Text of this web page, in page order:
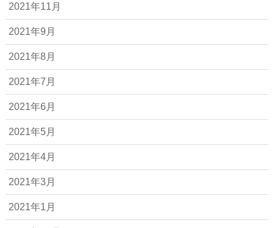
2021年11月
2021年9月
2021年8月
2021年7月
2021年6月
2021年5月
2021年4月
2021年3月
2021年1月